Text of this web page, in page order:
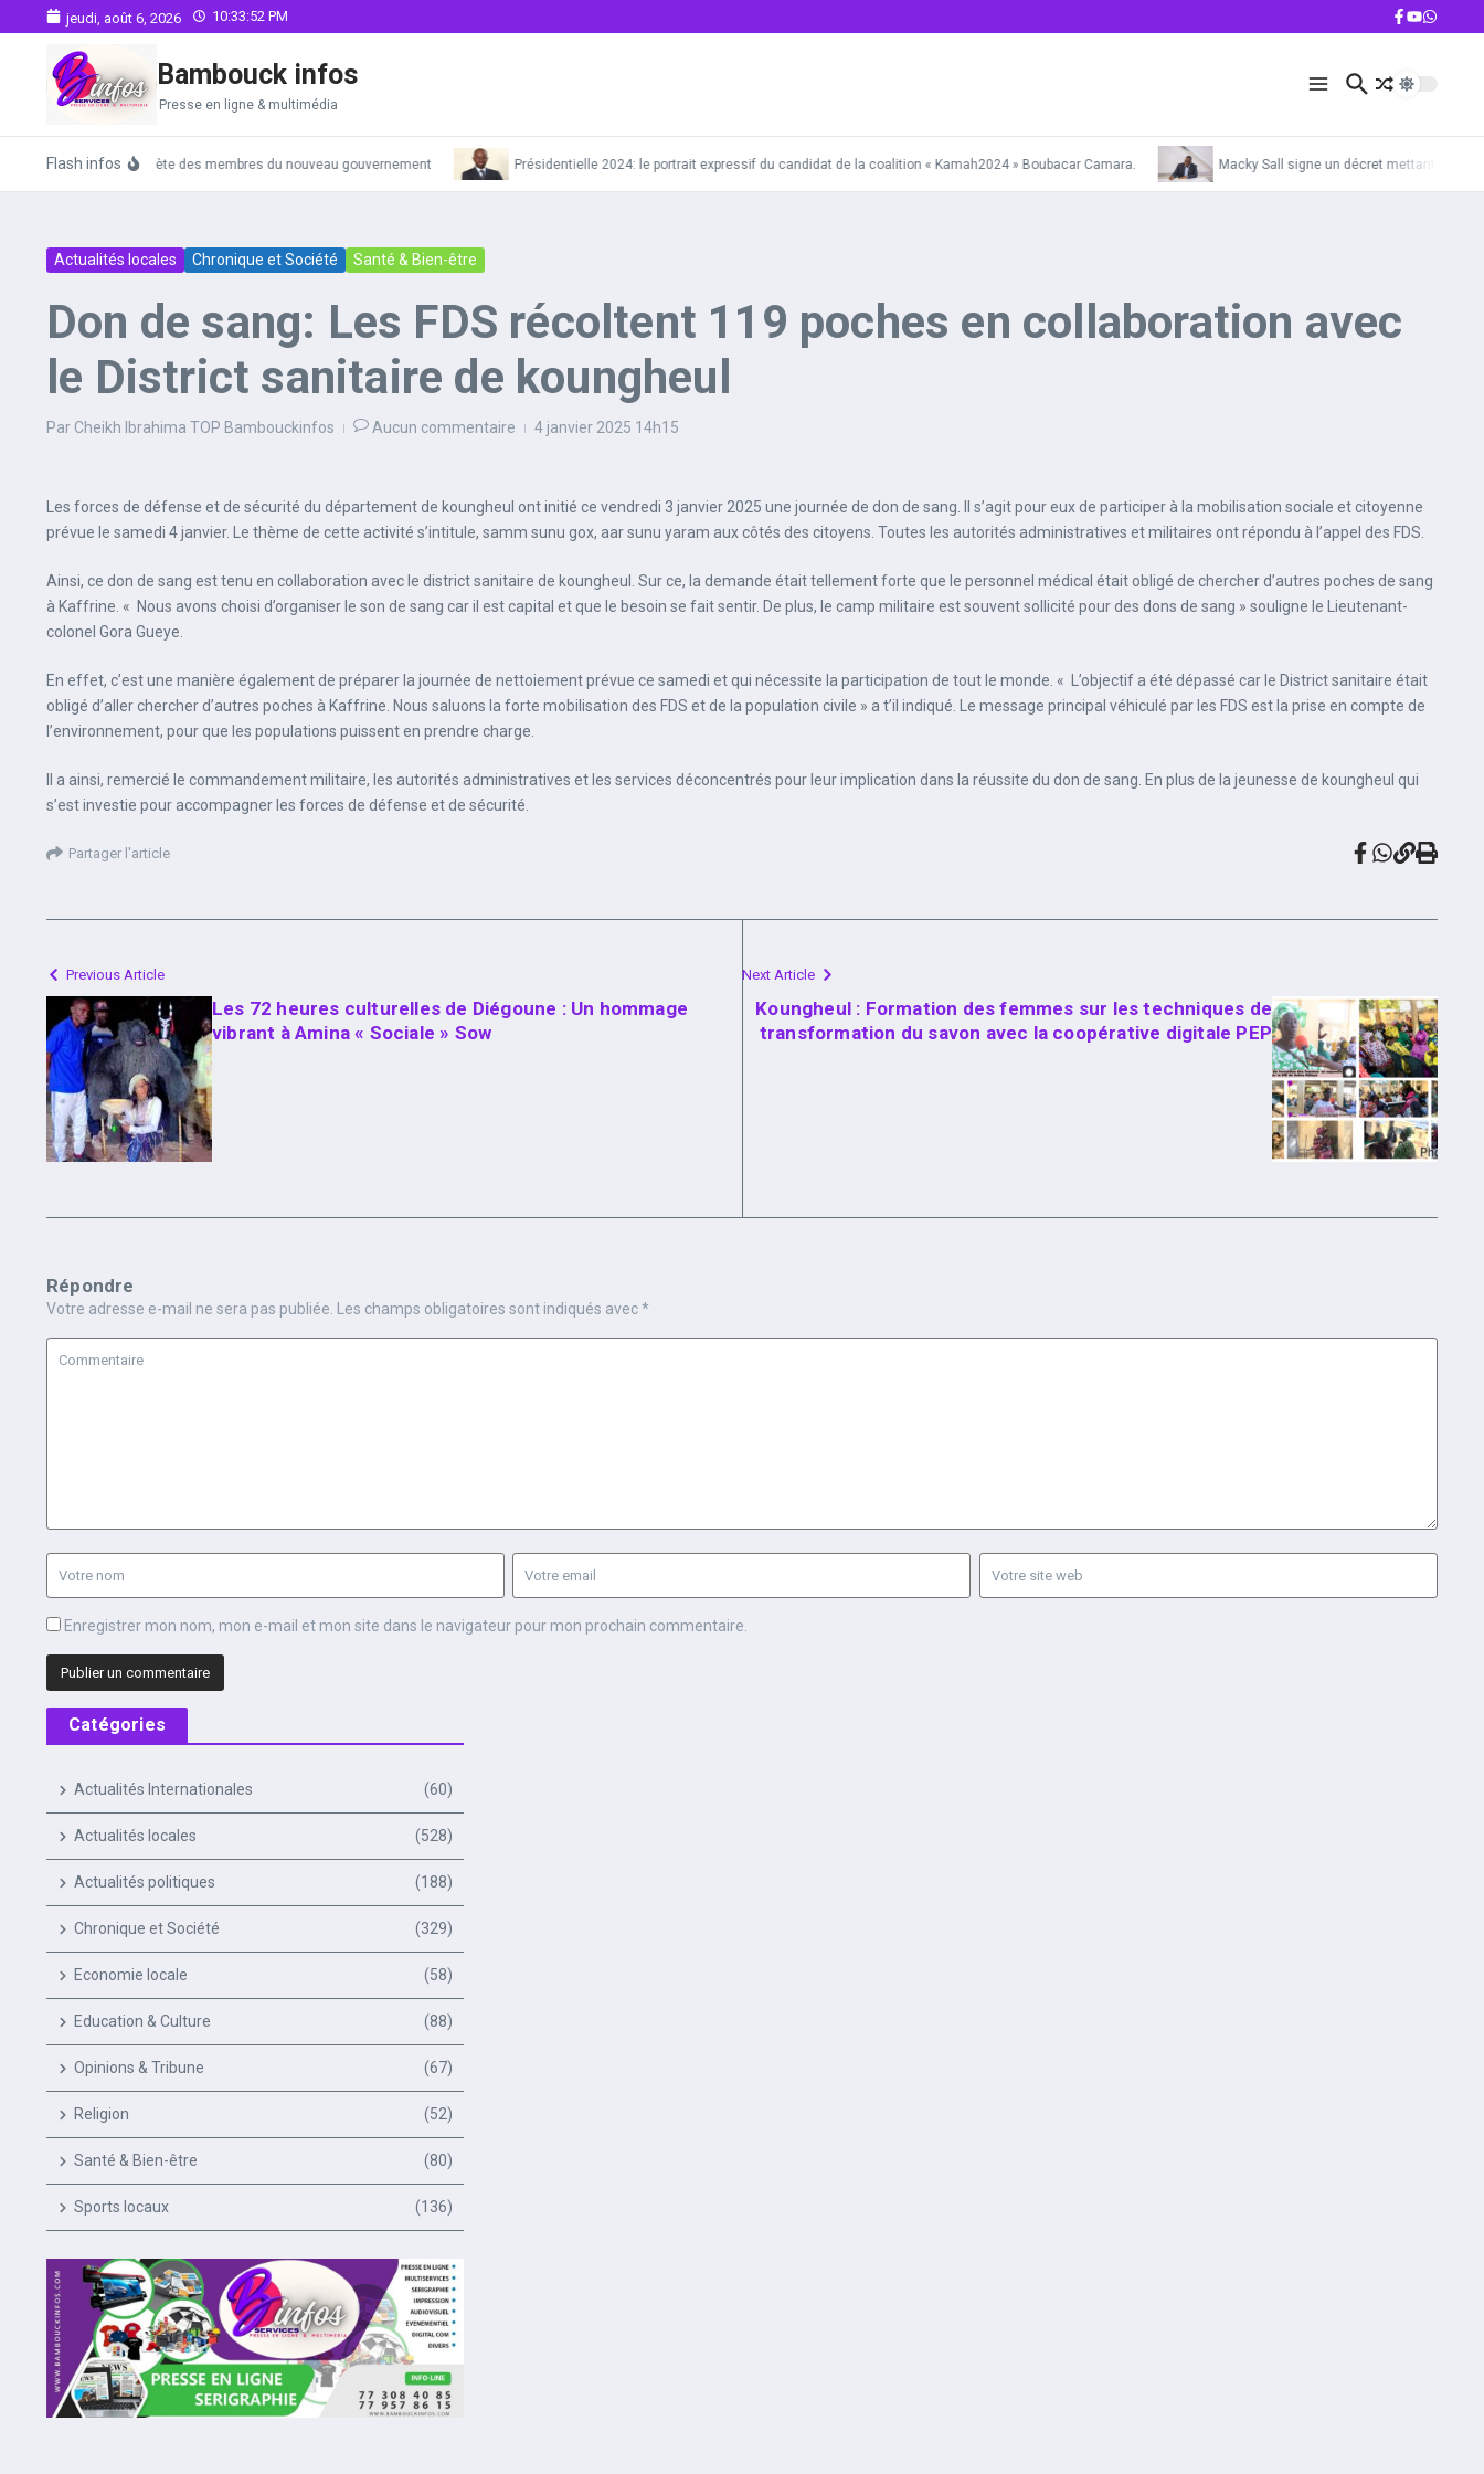
Aller au contenujeudi, août 6, 2026 10:33:53 PM
Bambouck infos
Presse en ligne & multimédia
Flash infos
La liste complète des membres du nouveau gouvernement Présidentielle 2024: le portrait expressif du candidat de la coalition « Kamah2024 » Boubacar Camara. Macky Sall signe un décret mettant la
Actualités locales Chronique et Société Santé & Bien-être
Don de sang: Les FDS récoltent 119 poches en collaboration avec
le District sanitaire de koungheul
Par Cheikh Ibrahima TOP Bambouckinfos Aucun commentaire 4 janvier 2025 14h15
Les forces de défense et de sécurité du département de koungheul ont initié ce vendredi 3 janvier 2025 une journée de don de sang. Il s’agit pour eux de participer à la mobilisation sociale et citoyenne
prévue le samedi 4 janvier. Le thème de cette activité s’intitule, samm sunu gox, aar sunu yaram aux côtés des citoyens. Toutes les autorités administratives et militaires ont répondu à l’appel des FDS.
Ainsi, ce don de sang est tenu en collaboration avec le district sanitaire de koungheul. Sur ce, la demande était tellement forte que le personnel médical était obligé de chercher d’autres poches de sang
à Kaffrine. « Nous avons choisi d’organiser le son de sang car il est capital et que le besoin se fait sentir. De plus, le camp militaire est souvent sollicité pour des dons de sang » souligne le Lieutenant-
colonel Gora Gueye.
En effet, c’est une manière également de préparer la journée de nettoiement prévue ce samedi et qui nécessite la participation de tout le monde. « L’objectif a été dépassé car le District sanitaire était
obligé d’aller chercher d’autres poches à Kaffrine. Nous saluons la forte mobilisation des FDS et de la population civile » a t’il indiqué. Le message principal véhiculé par les FDS est la prise en compte de
l’environnement, pour que les populations puissent en prendre charge.
Il a ainsi, remercié le commandement militaire, les autorités administratives et les services déconcentrés pour leur implication dans la réussite du don de sang. En plus de la jeunesse de koungheul qui
s’est investie pour accompagner les forces de défense et de sécurité.
Partager l'article
Previous Article
Les 72 heures culturelles de Diégoune : Un hommage
vibrant à Amina « Sociale » Sow
Next Article
Koungheul : Formation des femmes sur les techniques de
transformation du savon avec la coopérative digitale PEP
Répondre
Votre adresse e-mail ne sera pas publiée. Les champs obligatoires sont indiqués avec*
Enregistrer mon nom, mon e-mail et mon site dans le navigateur pour mon prochain commentaire.
Catégories
Actualités Internationales (60)
Actualités locales (528)
Actualités politiques (188)
Chronique et Société (329)
Economie locale (58)
Education & Culture (88)
Opinions & Tribune (67)
Religion (52)
Santé & Bien-être (80)
Sports locaux (136)